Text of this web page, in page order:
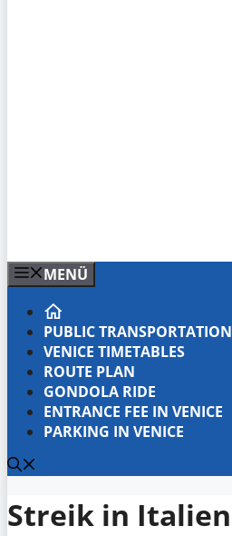
MENÜ
PUBLIC TRANSPORTATION
VENICE TIMETABLES
ROUTE PLAN
GONDOLA RIDE
ENTRANCE FEE IN VENICE
PARKING IN VENICE
Streik in Italien